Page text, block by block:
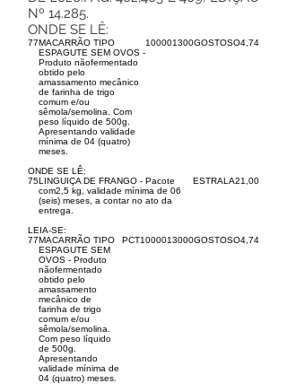
Nº 14.285.
ONDE SE LÊ:
77MACARRÃO TIPO
ESPAGUTE SEM OVOS -
Produto nãofermentado
obtido pelo
amassamento mecânico
de farinha de trigo
comum e/ou
sêmola/semolina. Com
peso líquido de 500g.
Apresentando validade
mínima de 04 (quatro)
meses.
100001300GOSTOSO4,74
ONDE SE LÊ:
75LINGUIÇA DE FRANGO - Pacote
com2,5 kg, validade mínima de 06
(seis) meses, a contar no ato da
entrega.
ESTRALA21,00
LEIA-SE:
77MACARRÃO TIPO
ESPAGUTE SEM
OVOS - Produto
nãofermentado
obtido pelo
amassamento
mecânico de
farinha de trigo
comum e/ou
sêmola/semolina.
Com peso líquido
de 500g.
Apresentando
validade mínima de
04 (quatro) meses.
PCT1000013000GOSTOSO4,74